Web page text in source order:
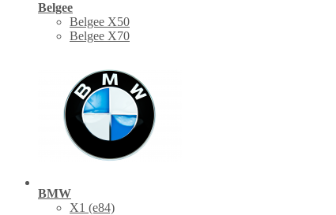
Belgee
Belgee X50
Belgee X70
BMW
X1 (е84)